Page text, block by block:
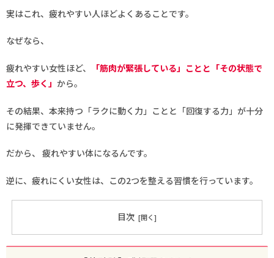
実はこれ、疲れやすい人ほどよくあることです。
なぜなら、
疲れやすい女性ほど、
「筋肉が緊張している」ことと「その状態で
立つ、歩く」 から。
その結果、本来持つ「ラクに動く力」ことと「回復する力」が十分
に発揮できていません。
だから、 疲れやすい体になるんです。
逆に、疲れにくい女性は、この2つを整える習慣を行っています。
目次